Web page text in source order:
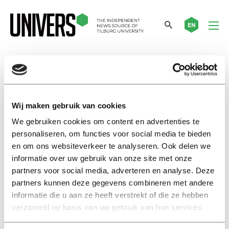
Wij maken gebruik van cookies
We gebruiken cookies om content en advertenties te
personaliseren, om functies voor social media te bieden
en om ons websiteverkeer te analyseren. Ook delen we
informatie over uw gebruik van onze site met onze
partners voor social media, adverteren en analyse. Deze
partners kunnen deze gegevens combineren met andere
informatie die u aan ze heeft verstrekt of die ze hebben
verzameld op basis van uw gebruik van hun services.
EN
felix huygen
Submitted letter
‘Knowledge transfer is a lot
harder when students and
lecturers don’t master the
national language’
07 september 2023
Ingezonden brief
‘Kennisoverdracht gaat een
stuk moeilijker als studenten